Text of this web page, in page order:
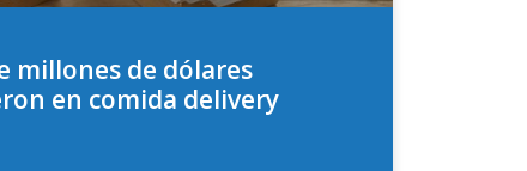
millones de dólares
en comida delivery